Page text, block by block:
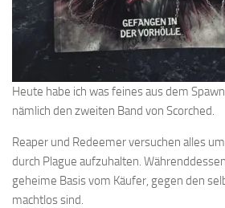
Heute habe ich was feines aus dem
nämlich den zweiten Band von Scorched.
Reaper und Redeemer versuchen alles
durch Plague aufzuhalten.
geheime Basis vom Käufer, gegen den
machtlos sind.